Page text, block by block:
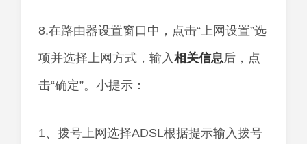
8.在路由器设置窗口中，点击“上网设置”选
项并选择上网方式，输入相关信息后，点
击“确定”。小提示：
1、拨号上网选择ADSL根据提示输入拨号